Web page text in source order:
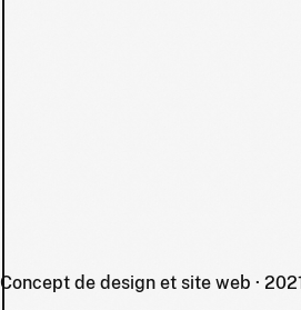
Concept de design et site web ·